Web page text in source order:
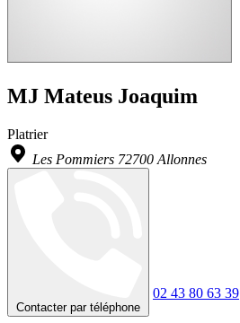
MJ Mateus Joaquim
Platrier
Les Pommiers 72700 Allonnes
Contacter par téléphone
02 43 80 63 39